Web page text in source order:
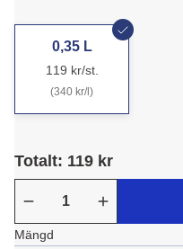
0,35 L
119 kr/st.
(340 kr/l)
Totalt: 119 kr
Mängd